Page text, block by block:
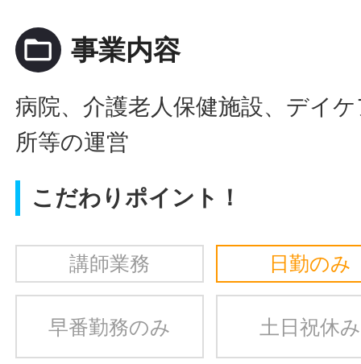
folder_open 事業内容
病院、介護老人保健施設、デイ
所等の運営
こだわりポイント！
講師業務 日勤のみ
早番勤務のみ 土日祝休み